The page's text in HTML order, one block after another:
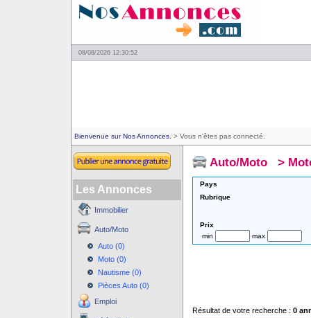
08/08/2026 12:30:52
Bienvenue sur Nos Annonces. > Vous n'êtes pas connecté.
Les Annonces
Immobilier
Auto/Moto
Auto (0)
Moto (0)
Nautisme (0)
Pièces Auto (0)
Emploi
Auto/Moto >
Pays
Rubrique
Prix
min
max
Résultat de votre recherche : 0